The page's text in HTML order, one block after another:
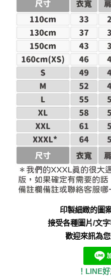
印製細緻的圖
接受各種圖片/文
！LINE